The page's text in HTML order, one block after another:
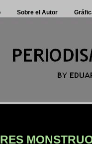
Sobre el Autor